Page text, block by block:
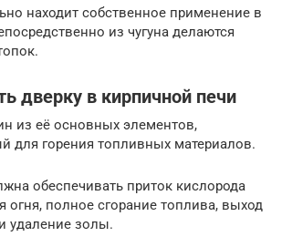
находит собственное применение в
из чугуна делаются
дверку в кирпичной печи
из её основных элементов,
для горения топливных материалов.
обеспечивать приток кислорода
огня, полное сгорание топлива, выход
удаление золы.